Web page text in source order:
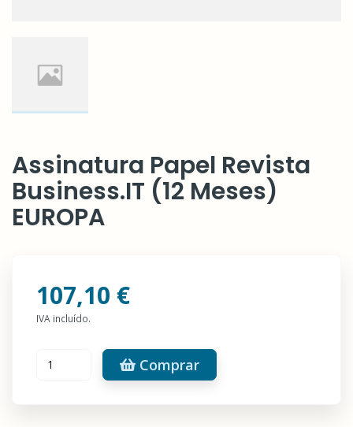
Assinatura Papel Revista
Business.IT (12 Meses)
EUROPA
107,10 €
IVA incluído.
Comprar